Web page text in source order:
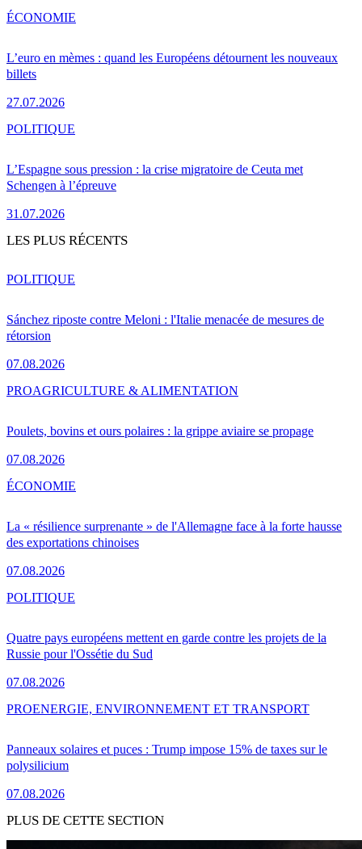
L’euro en mèmes : quand les Européens détournent les nouveaux
billets
27.07.2026
ÉCONOMIE
L’Espagne sous pression : la crise migratoire de Ceuta met
Schengen à l’épreuve
31.07.2026
POLITIQUE
LES PLUS RÉCENTS
Sánchez riposte contre Meloni : l'Italie menacée de mesures de
rétorsion
07.08.2026
POLITIQUE
Poulets, bovins et ours polaires : la grippe aviaire se propage
07.08.2026
PROAGRICULTURE & ALIMENTATION
La « résilience surprenante » de l'Allemagne face à la forte hausse
des exportations chinoises
07.08.2026
ÉCONOMIE
Quatre pays européens mettent en garde contre les projets de la
Russie pour l'Ossétie du Sud
07.08.2026
POLITIQUE
Panneaux solaires et puces : Trump impose 15% de taxes sur le
polysilicium
07.08.2026
PROENERGIE, ENVIRONNEMENT ET TRANSPORT
PLUS DE CETTE SECTION